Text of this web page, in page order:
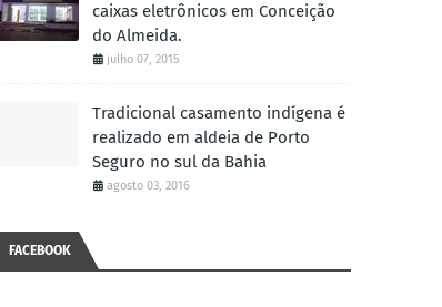
caixas eletrônicos em Conceição
do Almeida.
julho 07, 2015
Tradicional casamento indígena é
realizado em aldeia de Porto
Seguro no sul da Bahia
agosto 03, 2016
FACEBOOK